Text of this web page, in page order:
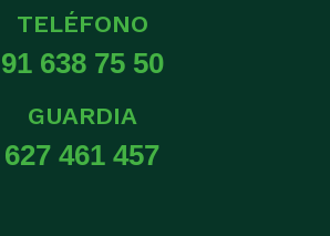
TELÉFONO
91 638 75 50
GUARDIA
627 461 457